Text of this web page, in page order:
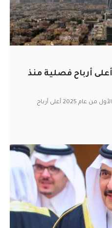
أرباح فصلية منذ
سجّلت البنوك السعودية في الربع الأول من عام 2025 أعلى أرباح